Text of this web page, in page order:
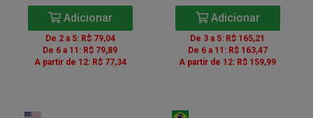
Adicionar
De 2 a 5: R$ 79,04
De 6 a 11: R$ 79,89
A partir de 12: R$ 77,34
Adicionar
De 3 a 5: R$ 165,21
De 6 a 11: R$ 163,47
A partir de 12: R$ 159,99